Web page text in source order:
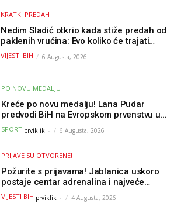
KRATKI PREDAH
Nedim Sladić otkrio kada stiže predah od
paklenih vrućina: Evo koliko će trajati
osvježenje u BiH
VIJESTI BIH 6 Augusta, 2026
PO NOVU MEDALJU
Kreće po novu medalju! Lana Pudar
predvodi BiH na Evropskom prvenstvu u
Parizu
SPORT prviklik - 6 Augusta, 2026
PRIJAVE SU OTVORENE!
Požurite s prijavama! Jablanica uskoro
postaje centar adrenalina i najveće
outdoor avanture ovog ljeta
VIJESTI BIH prviklik - 4 Augusta, 2026